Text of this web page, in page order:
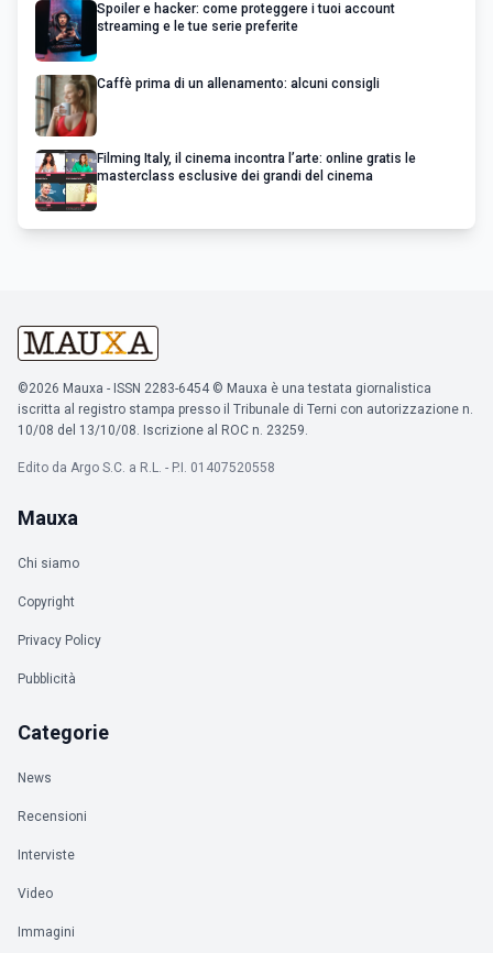
Spoiler e hacker: come proteggere i tuoi account
streaming e le tue serie preferite
Caffè prima di un allenamento: alcuni consigli
Filming Italy, il cinema incontra l’arte: online gratis le
masterclass esclusive dei grandi del cinema
©2026 Mauxa - ISSN 2283-6454 © Mauxa è una testata giornalistica
iscritta al registro stampa presso il Tribunale di Terni con autorizzazione n.
10/08 del 13/10/08. Iscrizione al ROC n. 23259.
Edito da Argo S.C. a R.L. - P.I. 01407520558
Mauxa
Chi siamo
Copyright
Privacy Policy
Pubblicità
Categorie
News
Recensioni
Interviste
Video
Immagini